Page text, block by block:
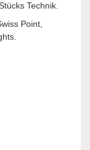
Technik.
Point,